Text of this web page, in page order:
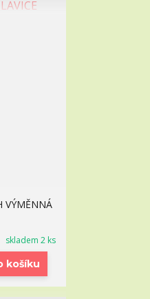
VÝMĚNNÁ
skladem 2 ks
košíku